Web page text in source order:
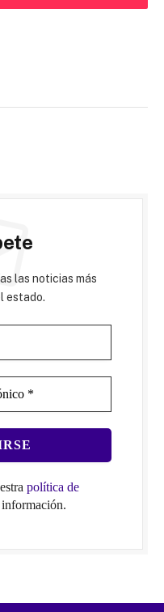
las noticias más
estado.
política de
información.